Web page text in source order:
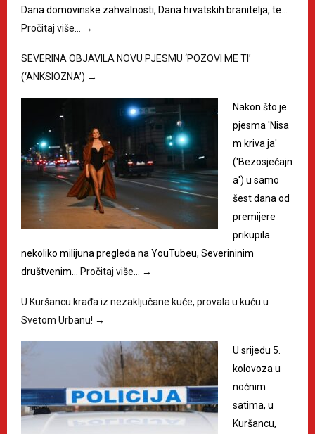
Dana domovinske zahvalnosti, Dana hrvatskih branitelja, te…
Pročitaj više… →
SEVERINA OBJAVILA NOVU PJESMU ‘POZOVI ME TI’
(‘ANKSIOZNA’) →
Nakon što je
pjesma 'Nisa
m kriva ja'
('Bezosjećajn
a') u samo
šest dana od
premijere
prikupila
nekoliko milijuna pregleda na YouTubeu, Severininim
društvenim… Pročitaj više… →
U Kuršancu krađa iz nezaključane kuće, provala u kuću u
Svetom Urbanu! →
U srijedu 5.
kolovoza u
noćnim
satima, u
Kuršancu,